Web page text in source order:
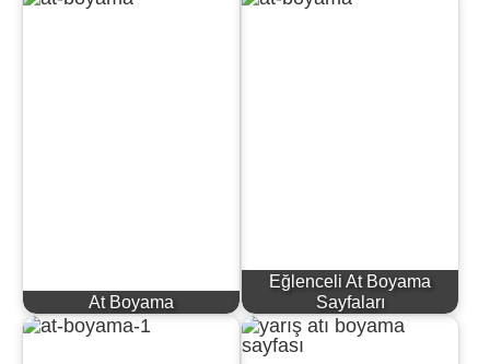
At Boyama
Eğlenceli At Boyama
Sayfaları